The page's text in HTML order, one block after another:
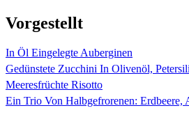
Vorgestellt
In Öl Eingelegte Auberginen
Gedünstete Zucchini In Olivenöl,
Meeresfrüchte Risotto
Ein Trio Von Halbgefrorenen: Erdbeere,